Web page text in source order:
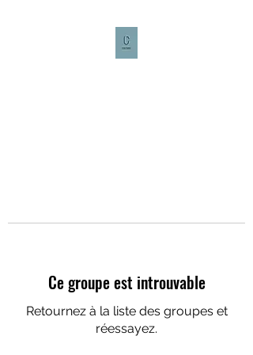
Ce groupe est introuvable
Retournez à la liste des groupes et
réessayez.